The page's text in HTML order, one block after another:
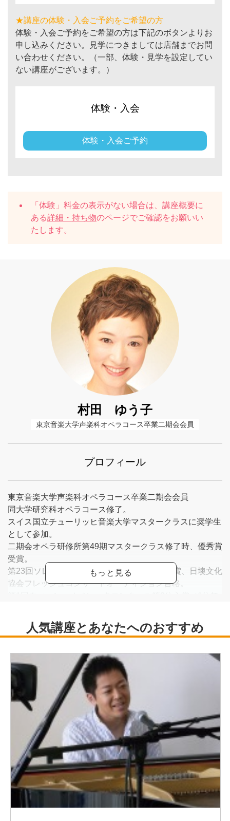
★講座の体験・入会ご予約をご希望の方
体験・入会ご予約をご希望の方は下記のボタンよりお
申し込みください。見学につきましては店舗までお問
い合わせください。（一部、体験・見学を設定してい
ない講座がございます。）
体験・入会
体験・入会ご予約
「体験」料金の表示がない場合は、講座概要に
ある詳細・持ち物のページでご確認をお願いい
たします。
村田 ゆう子
東京音楽大学声楽科オペラコース卒業二期会会員
プロフィール
東京音楽大学声楽科オペラコース卒業二期会会員
同大学研究科オペラコース修了。
スイス国立チューリッヒ音楽大学マスタークラスに奨学生
として参加。
二期会オペラ研修所第49期マスタークラス修了時、優秀賞
受賞。
第23回ソレイユ新人オーディション優秀賞受賞、日墺文化
協会フレッシュコンサートオーディション合格。